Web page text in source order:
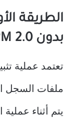
بدون TPM 2.0 مع تغييرات السجل
تعتمد عملية
يتم أثناء عملية